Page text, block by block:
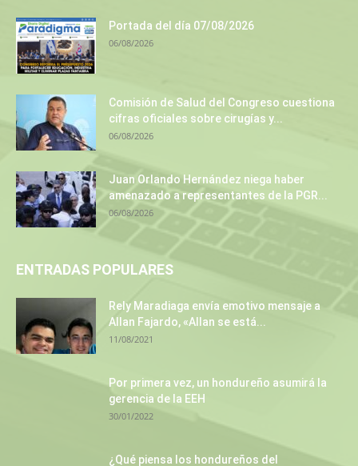
Portada del día 07/08/2026
06/08/2026
Comisión de Salud del Congreso cuestiona
cifras oficiales sobre cirugías y...
06/08/2026
Juan Orlando Hernández niega haber
amenazado a representantes de la PGR...
06/08/2026
ENTRADAS POPULARES
Rely Maradiaga envía emotivo mensaje a
Allan Fajardo, «Allan se está...
11/08/2021
Por primera vez, un hondureño asumirá la
gerencia de la EEH
30/01/2022
¿Qué piensa los hondureños del